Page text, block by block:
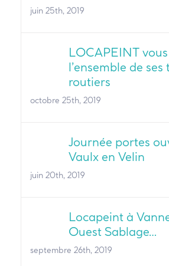
juin 25th, 2019
LOCAPEINT
l’ensemble de ses
routiers
octobre 25th, 2019
Journée portes
Vaulx en Velin
juin 20th, 2019
Locapeint à
Ouest Sablage…
septembre 26th, 2019